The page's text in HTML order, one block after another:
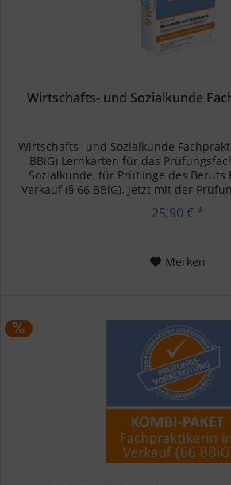
Wirtschafts- und Sozialkunde
Wirtschafts- und Sozialkunde
BBiG) Lernkarten für das
Sozialkunde, für Prüflinge des Berufs
Verkauf (§ 66 BBiG). Jetzt mit der
25,90 € *
Merken